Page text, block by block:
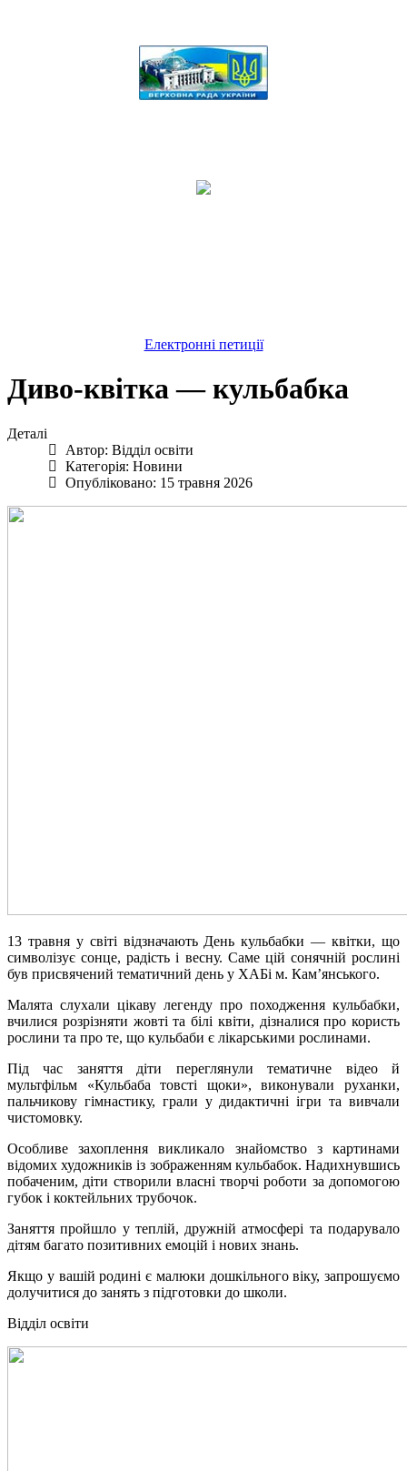
Електронні петиції
Диво-квітка — кульбабка
Деталі
Автор: Відділ освіти
Категорія: Новини
Опубліковано: 15 травня 2026
13 травня у світі відзначають День кульбабки — квітки, що
символізує сонце, радість і весну. Саме цій сонячній рослині
був присвячений тематичний день у ХАБі м. Кам’янського.
Малята слухали цікаву легенду про походження кульбабки,
вчилися розрізняти жовті та білі квіти, дізналися про користь
рослини та про те, що кульбаби є лікарськими рослинами.
Під час заняття діти переглянули тематичне відео й
мультфільм «Кульбаба товсті щоки», виконували руханки,
пальчикову гімнастику, грали у дидактичні ігри та вивчали
чистомовку.
Особливе захоплення викликало знайомство з картинами
відомих художників із зображенням кульбабок. Надихнувшись
побаченим, діти створили власні творчі роботи за допомогою
губок і коктейльних трубочок.
Заняття пройшло у теплій, дружній атмосфері та подарувало
дітям багато позитивних емоцій і нових знань.
Якщо у вашій родині є малюки дошкільного віку, запрошуємо
долучитися до занять з підготовки до школи.
Відділ освіти